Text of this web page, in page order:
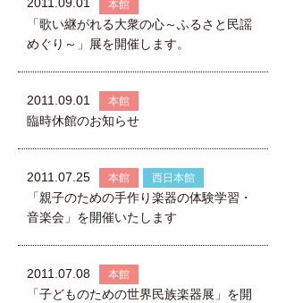
2011.09.01 本館
「歌い継がれる大衆の心～ふるさと民謡
めぐり～」展を開催します。
2011.09.01 本館
臨時休館のお知らせ
2011.07.25 本館 西日本館
「親子のための手作り楽器の体験学習・
音楽会」を開催いたします
2011.07.08 本館
「子どものための世界民族楽器展」を開